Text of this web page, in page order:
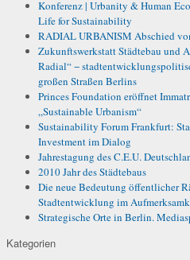
Konferenz | Urbanity & Human
Life for Sustainability
RADIAL URBANISM Abschied
Zukunftswerkstatt Städtebau und
Radial“ −
großen Straßen Berlins
Princes Foundation eröffnet
„Sustainable Urbanism“
Sustainability Forum Frankfurt:
Investment im Dialog
Jahrestagung des C.E.U.
2010 Jahr des Städtebaus
Die neue Bedeutung öffentlicher
Stadtentwicklung im
Strategische Orte in Berlin.
Kategorien